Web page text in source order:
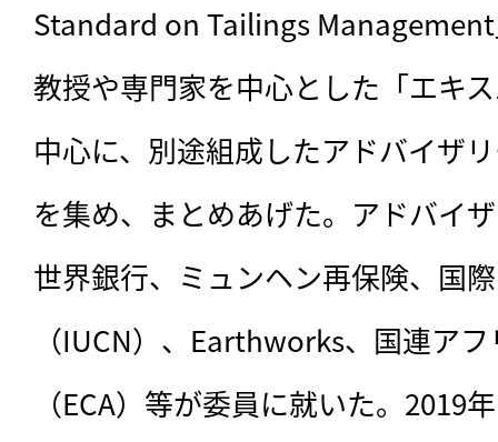
Standard on Tailings
教授や専門家を中心とした「エキ
中心に、別途組成したアドバイザ
を集め、まとめあげた。アドバイ
世界銀行、ミュンヘン再保険、国
（IUCN）、Earthworks、国連ア
（ECA）等が委員に就いた。2019